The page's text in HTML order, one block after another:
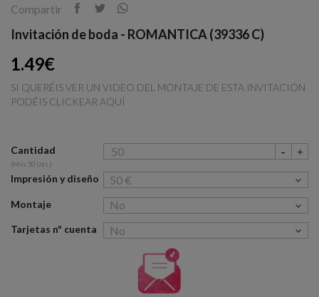
Compartir
Invitación de boda - ROMANTICA (39336 C)
1.49€
SI QUERÉIS VER UN VIDEO DEL MONTAJE DE ESTA INVITACIÓN
PODÉIS CLICKEAR AQUÍ
Cantidad
(Min. 50 Uds.)
Impresión y diseño
Montaje
Tarjetas nº cuenta